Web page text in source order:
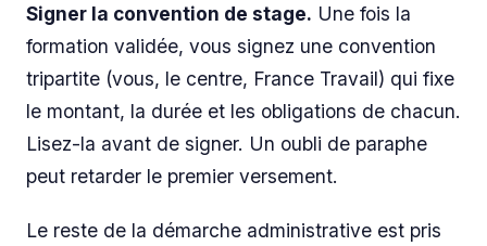
Signer la convention de stage. Une fois la
formation validée, vous signez une convention
tripartite (vous, le centre, France Travail) qui fixe
le montant, la durée et les obligations de chacun.
Lisez-la avant de signer. Un oubli de paraphe
peut retarder le premier versement.
Le reste de la démarche administrative est pris